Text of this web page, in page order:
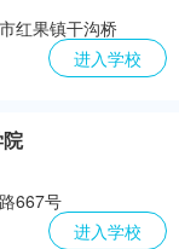
术
焊接加工
木工程
红果镇干沟桥
进入学校
667号
进入学校